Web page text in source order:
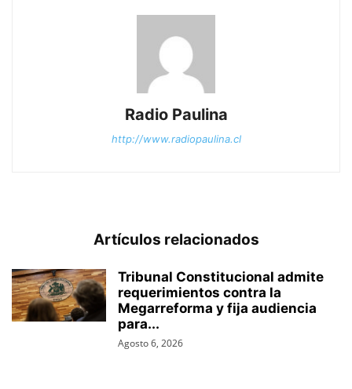
Radio Paulina
http://www.radiopaulina.cl
Artículos relacionados
Tribunal Constitucional admite
requerimientos contra la
Megarreforma y fija audiencia
para...
Agosto 6, 2026